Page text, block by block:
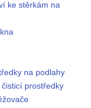
ke stěrkám na
na podlahy
prostředky